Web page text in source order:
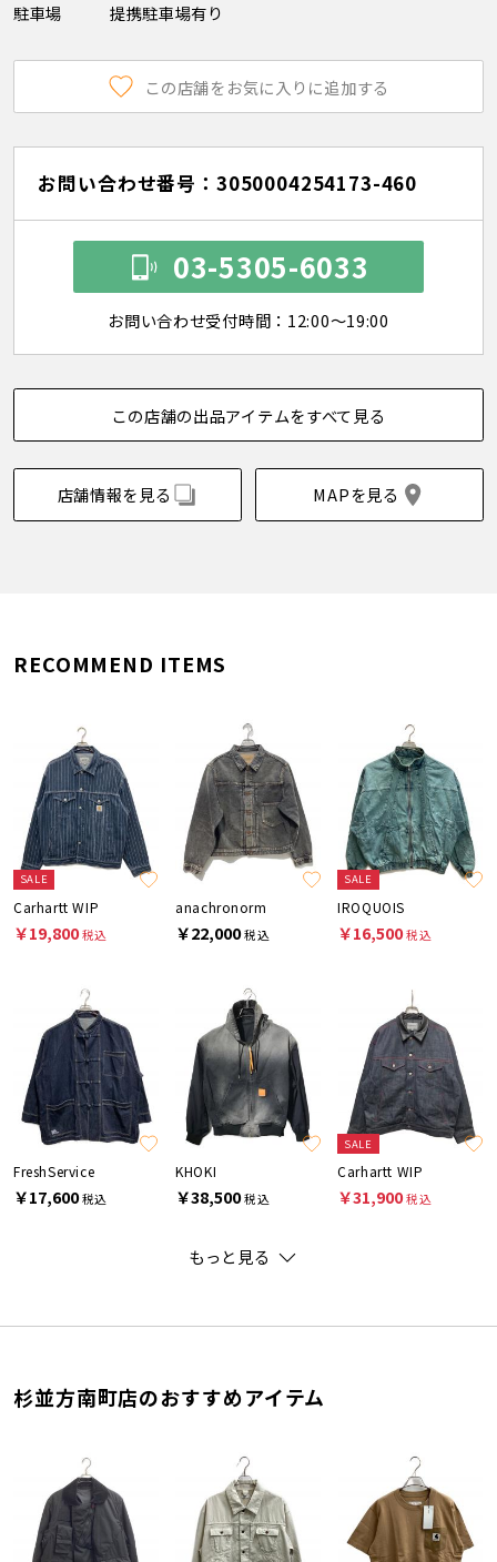
駐車場
提携駐車場有り
この店舗をお気に入りに追加する
お問い合わせ番号：3050004254173-460
03-5305-6033
お問い合わせ受付時間：12:00～19:00
この店舗の出品アイテムをすべて見る
店舗情報を見る MAPを見る
RECOMMEND ITEMS
SALE
Carhartt WIP
￥19,800税込
anachronorm
￥22,000税込
SALE
IROQUOIS
￥16,500税込
FreshService
￥17,600税込
KHOKI
￥38,500税込
SALE
Carhartt WIP
￥31,900税込
もっと見る
杉並方南町店のおすすめアイテム